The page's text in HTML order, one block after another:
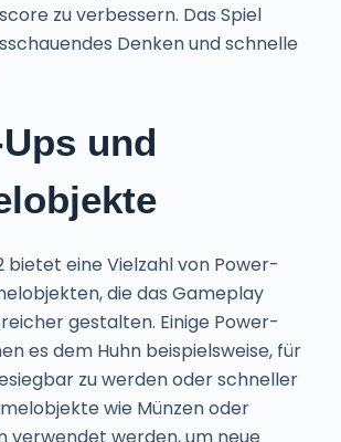
zu verbessern. Das Spiel
Denken und schnelle
und
bietet eine Vielzahl von Power-
die das Gameplay
gestalten. Einige Power-
es dem Huhn beispielsweise, für
zu werden oder schneller
wie Münzen oder